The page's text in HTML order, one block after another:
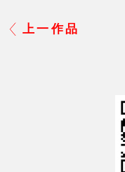
上一作品